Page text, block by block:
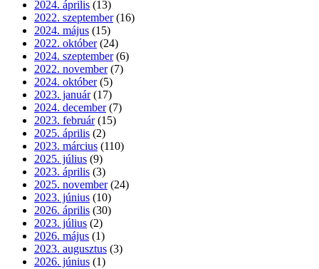
2024. április (13)
2022. szeptember (16)
2024. május (15)
2022. október (24)
2024. szeptember (6)
2022. november (7)
2024. október (5)
2023. január (17)
2024. december (7)
2023. február (15)
2025. április (2)
2023. március (110)
2025. július (9)
2023. április (3)
2025. november (24)
2023. június (10)
2026. április (30)
2023. július (2)
2026. május (1)
2023. augusztus (3)
2026. június (1)